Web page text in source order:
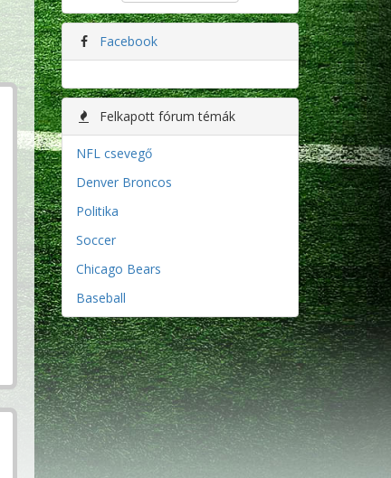
Facebook
Felkapott fórum témák
NFL csevegő
Denver Broncos
Politika
Soccer
Chicago Bears
Baseball